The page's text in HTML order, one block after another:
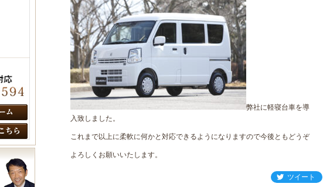
弊社に軽寝台車を導
入致しました。
これまで以上に柔軟に何かと対応できるようになりますので今後ともどうぞ
よろしくお願いいたします。
ツイート